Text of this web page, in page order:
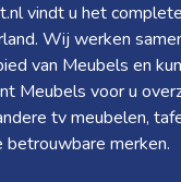
vindt u het
Wij werken
van Meubels en
Meubels voor u
tv meubelen,
betrouwbare merken.